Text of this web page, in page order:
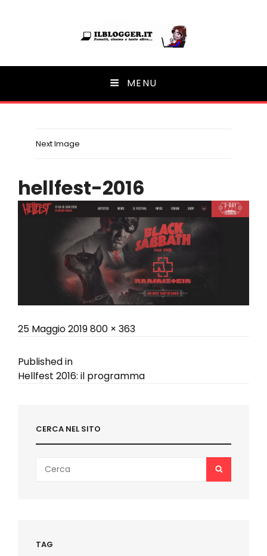
Ilblogger.it
Il portalino di blog | MENU
Next Image
hellfest-2016
Posted
25 Maggio 2019Full
800 × 363
Navigazione
Published in
Hellfest 2016: il programma
CERCA NEL SITO
for:
SEARCH
TAG